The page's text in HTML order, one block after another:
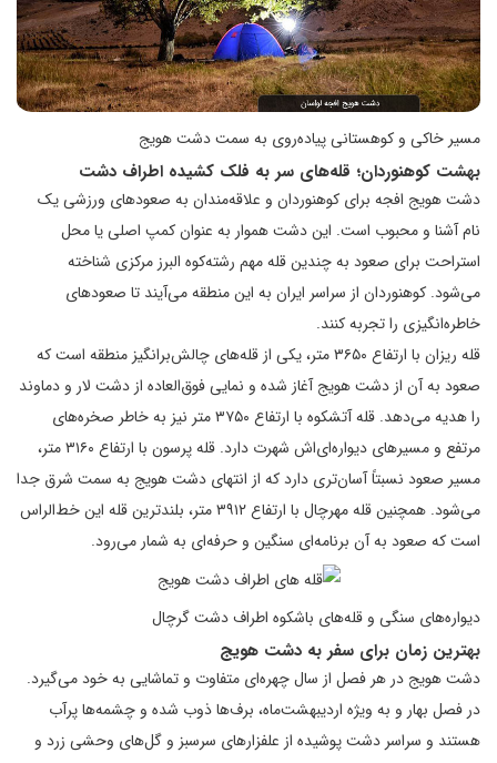
مسیر خاکی و کوهستانی پیاده‌روی به سمت دشت هویج
بهشت کوهنوردان؛ قله‌های سر به فلک کشیده اطراف دشت
دشت هویج افجه برای کوهنوردان و علاقه‌مندان به صعودهای ورزشی یک
نام آشنا و محبوب است. این دشت هموار به عنوان کمپ اصلی یا محل
استراحت برای صعود به چندین قله مهم رشته‌کوه البرز مرکزی شناخته
می‌شود. کوهنوردان از سراسر ایران به این منطقه می‌آیند تا صعودهای
خاطره‌انگیزی را تجربه کنند.
قله ریزان با ارتفاع ۳۶۵۰ متر، یکی از قله‌های چالش‌برانگیز منطقه است که
صعود به آن از دشت هویج آغاز شده و نمایی فوق‌العاده از دشت لار و دماوند
را هدیه می‌دهد. قله آتشکوه با ارتفاع ۳۷۵۰ متر نیز به خاطر صخره‌های
مرتفع و مسیرهای دیواره‌ای‌اش شهرت دارد. قله پرسون با ارتفاع ۳۱۶۰ متر،
مسیر صعود نسبتاً آسان‌تری دارد که از انتهای دشت هویج به سمت شرق جدا
می‌شود. همچنین قله مهرچال با ارتفاع ۳۹۱۲ متر، بلندترین قله این خط‌الراس
است که صعود به آن برنامه‌ای سنگین و حرفه‌ای به شمار می‌رود.
دیواره‌های سنگی و قله‌های باشکوه اطراف دشت گرچال
بهترین زمان برای سفر به دشت هویج
دشت هویج در هر فصل از سال چهره‌ای متفاوت و تماشایی به خود می‌گیرد.
در فصل بهار و به ویژه اردیبهشت‌ماه، برف‌ها ذوب شده و چشمه‌ها پرآب
هستند و سراسر دشت پوشیده از علفزارهای سرسبز و گل‌های وحشی زرد و